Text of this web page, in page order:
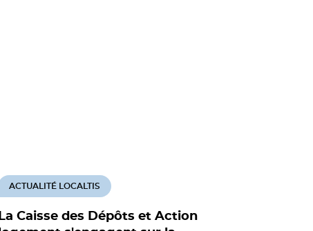
La Caisse des Dépôts et Action
ACTUALITÉ LOCALTIS